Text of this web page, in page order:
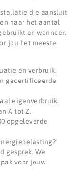
die aansluit
naar het aantal
en wanneer.
jou het meeste
en verbruik.
gecertificeerde
eigenverbruik.
A tot Z.
opgeleverde
gesprek. We
voor jouw